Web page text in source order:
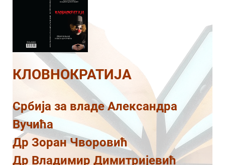
КЛОВНОКРАТИЈА
Србија за владе Александра
Вучића
Др Зоран Чворовић
Др Владимир Димитријевић